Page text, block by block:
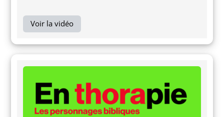
Voir la vidéo